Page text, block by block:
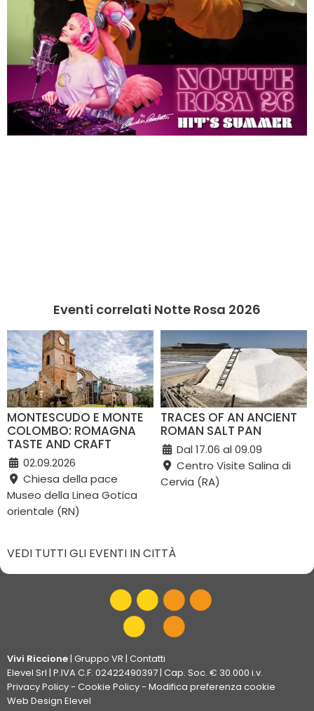
Eventi correlati Notte Rosa 2026
MONTESCUDO E MONTE
COLOMBO: ROMAGNA
TASTE AND CRAFT
02.09.2026
Chiesa della pace
Museo della Linea Gotica
orientale (RN)
TRACES OF AN ANCIENT
ROMAN SALT PAN
Dal 17.06 al 09.09
Centro Visite Salina di
Cervia (RA)
VEDI TUTTI GLI EVENTI IN CITTÀ
Vivi Riccione| Gruppo VR | Contatti
Elevel Srl | P.IVA C.F. 02422490397 | Cap. Soc. € 30.000 i.v.
Privacy Policy- Cookie Policy- Modifica preferenza cookie
Web Design Elevel